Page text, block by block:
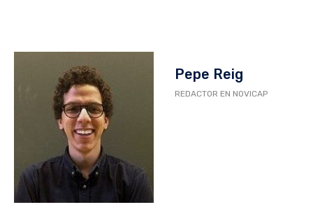
Pepe Reig
REDACTOR EN NOVICAP